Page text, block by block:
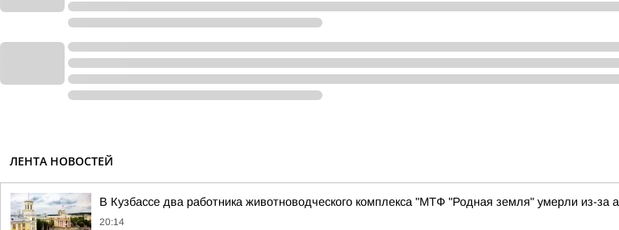
ЛЕНТА НОВОСТЕЙ
В Кузбассе два работника животноводческого комплекса "МТФ "Родная земля" умерли из-
20:14